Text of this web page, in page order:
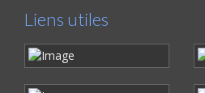
Liens utiles